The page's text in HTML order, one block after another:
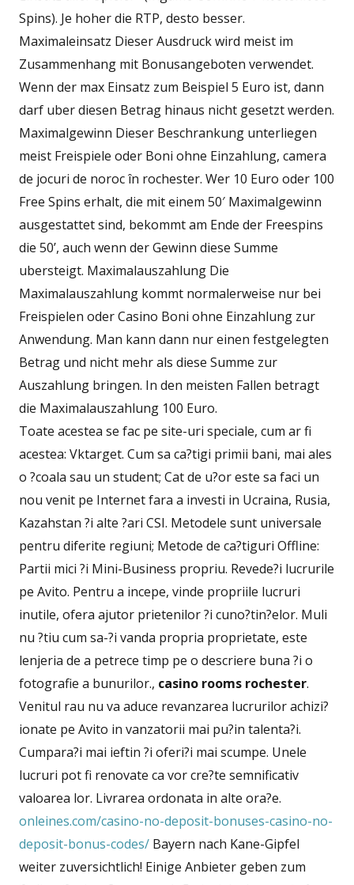
Spins). Je hoher die RTP, desto besser.
Maximaleinsatz Dieser Ausdruck wird meist im
Zusammenhang mit Bonusangeboten verwendet.
Wenn der max Einsatz zum Beispiel 5 Euro ist, dann
darf uber diesen Betrag hinaus nicht gesetzt werden.
Maximalgewinn Dieser Beschrankung unterliegen
meist Freispiele oder Boni ohne Einzahlung, camera
de jocuri de noroc în rochester. Wer 10 Euro oder 100
Free Spins erhalt, die mit einem 50′ Maximalgewinn
ausgestattet sind, bekommt am Ende der Freespins
die 50’, auch wenn der Gewinn diese Summe
ubersteigt. Maximalauszahlung Die
Maximalauszahlung kommt normalerweise nur bei
Freispielen oder Casino Boni ohne Einzahlung zur
Anwendung. Man kann dann nur einen festgelegten
Betrag und nicht mehr als diese Summe zur
Auszahlung bringen. In den meisten Fallen betragt
die Maximalauszahlung 100 Euro.
Toate acestea se fac pe site-uri speciale, cum ar fi
acestea: Vktarget. Cum sa ca?tigi primii bani, mai ales
o ?coala sau un student; Cat de u?or este sa faci un
nou venit pe Internet fara a investi in Ucraina, Rusia,
Kazahstan ?i alte ?ari CSI. Metodele sunt universale
pentru diferite regiuni; Metode de ca?tiguri Offline:
Partii mici ?i Mini-Business propriu. Revede?i lucrurile
pe Avito. Pentru a incepe, vinde propriile lucruri
inutile, ofera ajutor prietenilor ?i cuno?tin?elor. Muli
nu ?tiu cum sa-?i vanda propria proprietate, este
lenjeria de a petrece timp pe o descriere buna ?i o
fotografie a bunurilor., casino rooms rochester.
Venitul rau nu va aduce revanzarea lucrurilor achizi?
ionate pe Avito in vanzatorii mai pu?in talenta?i.
Cumpara?i mai ieftin ?i oferi?i mai scumpe. Unele
lucruri pot fi renovate ca vor cre?te semnificativ
valoarea lor. Livrarea ordonata in alte ora?e.
onleines.com/casino-no-deposit-bonuses-casino-no-
deposit-bonus-codes/ Bayern nach Kane-Gipfel
weiter zuversichtlich! Einige Anbieter geben zum